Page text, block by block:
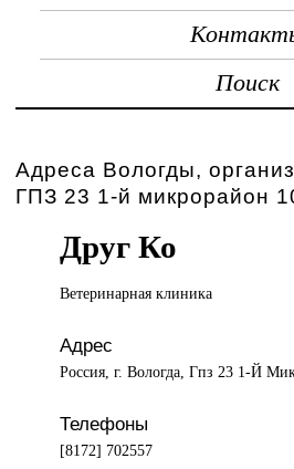
Поиск
Адреса Вологды,
ГПЗ 23 1-й микрорайон
Друг Ко
Ветеринарная клиника
Адрес
Россия, г. Вологда, Гпз 23 1-Й
Телефоны
[8172] 702557